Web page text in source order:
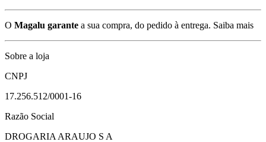
O Magalu garante a sua compra, do pedido à entrega. Saiba mais
Sobre a loja
CNPJ
17.256.512/0001-16
Razão Social
DROGARIA ARAUJO S A